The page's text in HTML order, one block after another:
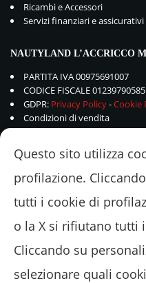
Ricambi e Accessori
Servizi finanziari e assicurativi
NAUTYLAND L’ACCRICCO
PARTITA IVA 00975691007
CODICE FISCALE 01239790585
GDPR: Privacy Policy-Cookie
Condizioni di vendita
Questo sito utilizza
profilazione.
tutti i cookie di
o la X si rifiutano tutti
Cliccando su
selezionare quali